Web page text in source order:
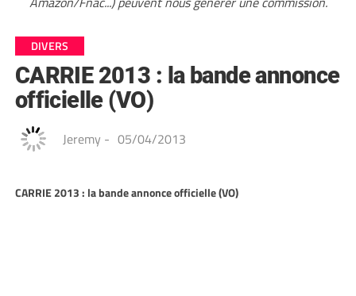
DIVERS
CARRIE 2013 : la bande annonce
officielle (VO)
Jeremy - 05/04/2013
CARRIE 2013 : la bande annonce officielle (VO)